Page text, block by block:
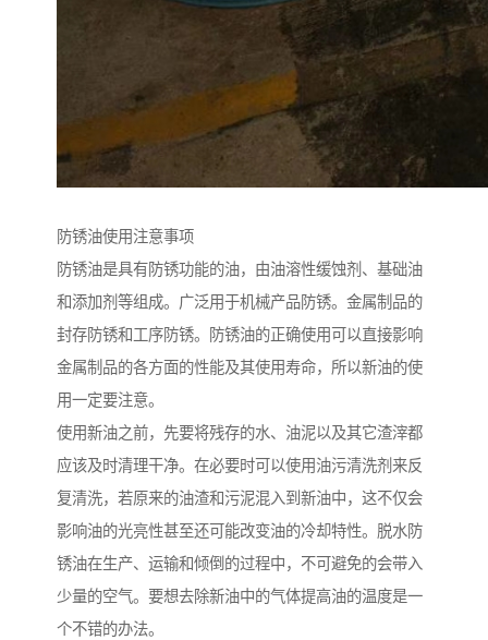
防锈油使用注意事项
防锈油是具有防锈功能的油，由油溶性缓蚀剂、基础油
和添加剂等组成。广泛用于机械产品防锈。金属制品的
封存防锈和工序防锈。防锈油的正确使用可以直接影响
金属制品的各方面的性能及其使用寿命，所以新油的使
用一定要注意。
使用新油之前，先要将残存的水、油泥以及其它渣滓都
应该及时清理干净。在必要时可以使用油污清洗剂来反
复清洗，若原来的油渣和污泥混入到新油中，这不仅会
影响油的光亮性甚至还可能改变油的冷却特性。脱水防
锈油在生产、运输和倾倒的过程中，不可避免的会带入
少量的空气。要想去除新油中的气体提高油的温度是一
个不错的办法。